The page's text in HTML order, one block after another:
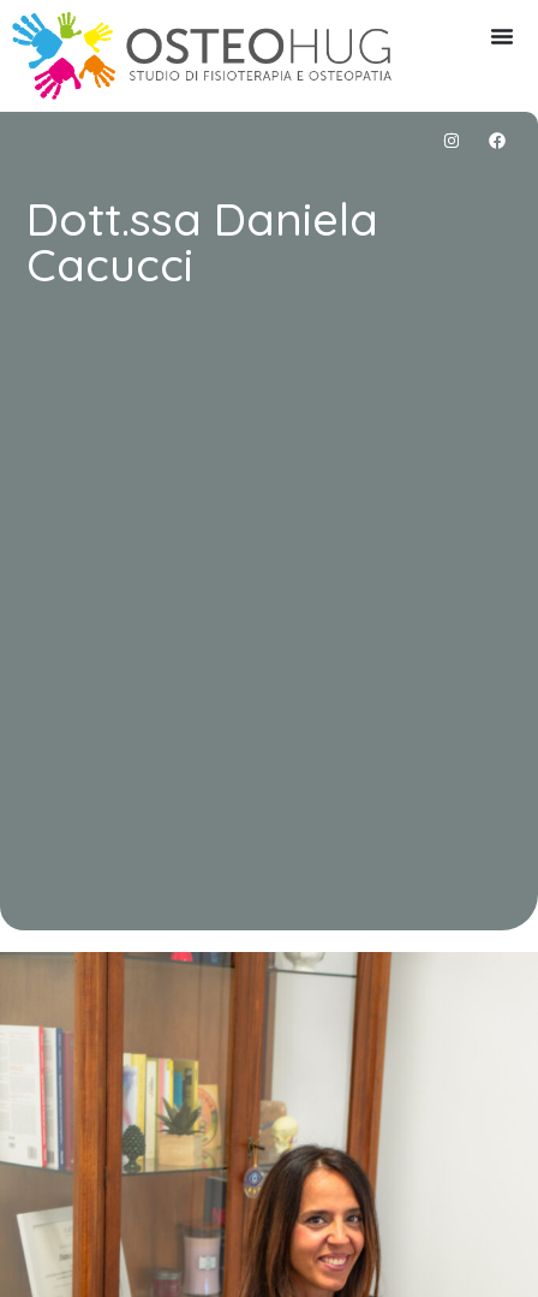
Dott.ssa Daniela
Cacucci